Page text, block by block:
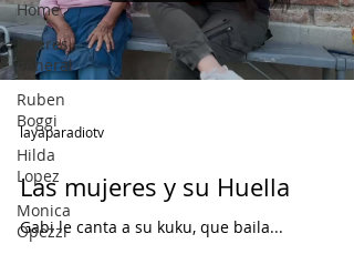
Home
Interes
general
Ruben
Boggi
Hilda
Lopez
Monica
Opezzi
layaparadiotv
Las mujeres y su Huella
Gabi le canta a su kuku, que baila...